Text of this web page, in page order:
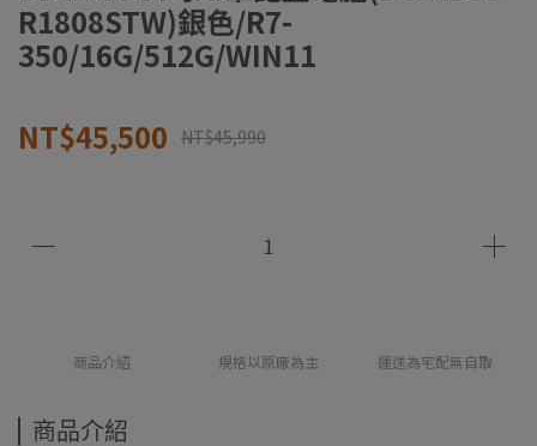
R1808STW)銀色/R7-
350/16G/512G/WIN11
NT$45,500 NT$45,990
商品介紹 規格以原廠為主 運送為宅配無自取
商品介紹